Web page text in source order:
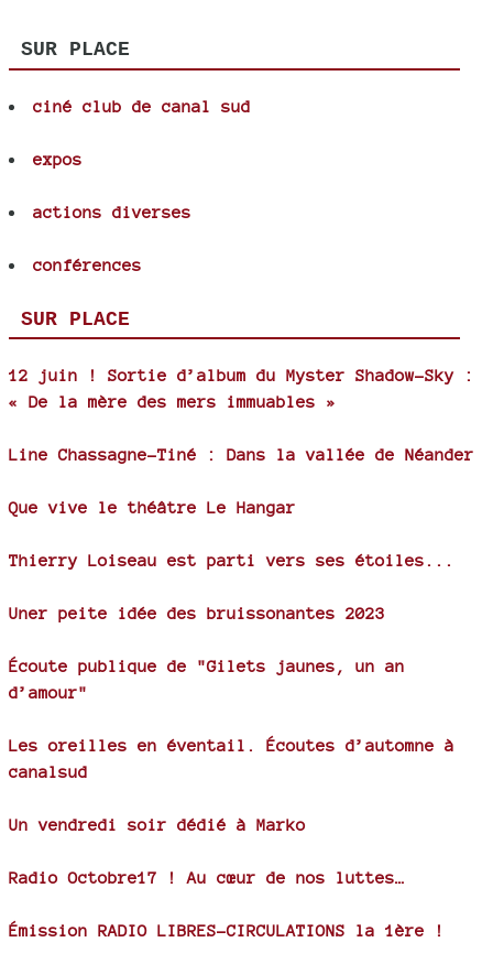
SUR PLACE
ciné club de canal sud
expos
actions diverses
conférences
SUR PLACE
12 juin ! Sortie d’album du Myster Shadow-Sky :
« De la mère des mers immuables »
Line Chassagne-Tiné : Dans la vallée de Néander
Que vive le théâtre Le Hangar
Thierry Loiseau est parti vers ses étoiles...
Uner peite idée des bruissonantes 2023
Écoute publique de "Gilets jaunes, un an
d’amour"
Les oreilles en éventail. Écoutes d’automne à
canalsud
Un vendredi soir dédié à Marko
Radio Octobre17 ! Au cœur de nos luttes…
Émission RADIO LIBRES-CIRCULATIONS la 1ère !